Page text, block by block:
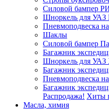
Силовой бампер
Шноркель для УАЗ
Пневмоподвеска
Шаклы
Силовой бампер
Багажник
Шноркель для УАЗ
Багажник
Пневмоподвеска
Багажник
Распродажа! Хиты
Масла, химия